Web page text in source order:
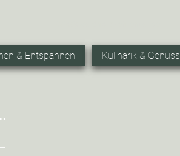
& Entspannen Kulinarik & Genuss